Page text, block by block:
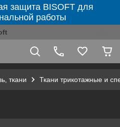
защита BISOFT для
работы
ткани Ткани трикотажные и